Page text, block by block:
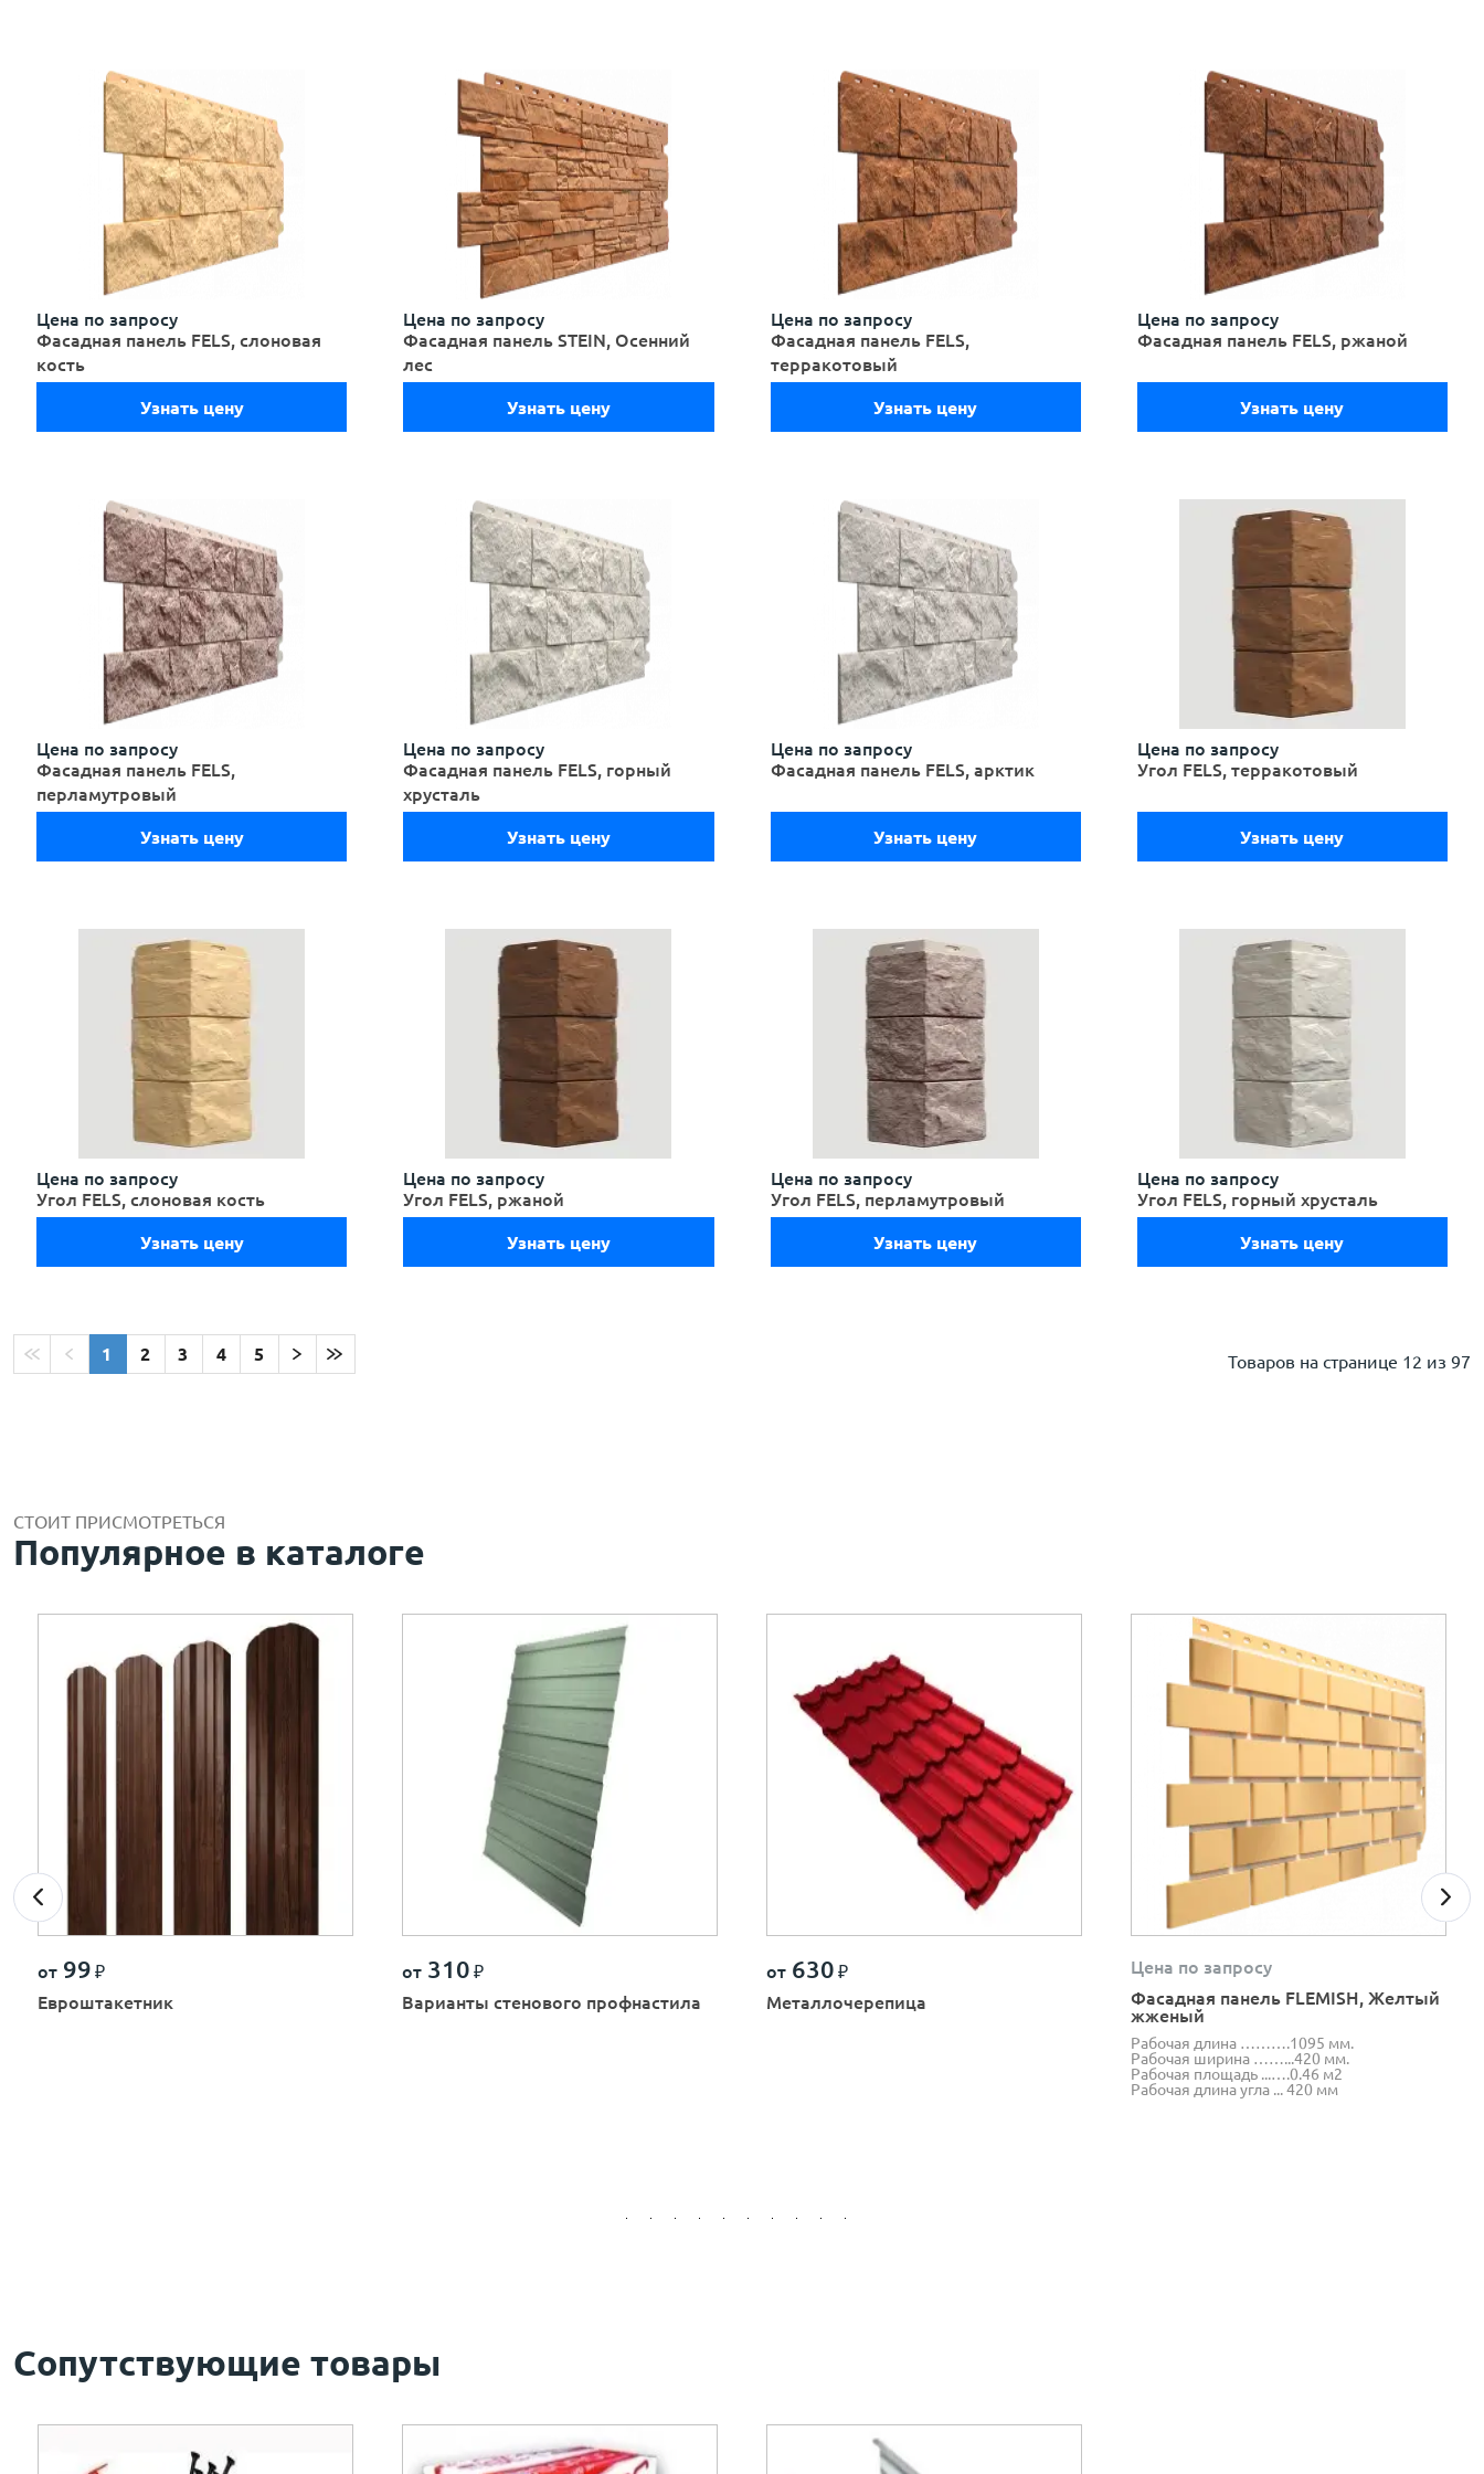
Цена по запросу
Фасадная панель FELS, слоновая
кость
Узнать цену
Цена по запросу
Фасадная панель STEIN, Осенний
лес
Узнать цену
Цена по запросу
Фасадная панель FELS,
терракотовый
Узнать цену
Цена по запросу
Фасадная панель FELS, ржаной
Узнать цену
Цена по запросу
Фасадная панель FELS,
перламутровый
Узнать цену
Цена по запросу
Фасадная панель FELS, горный
хрусталь
Узнать цену
Цена по запросу
Фасадная панель FELS, арктик
Узнать цену
Цена по запросу
Угол FELS, терракотовый
Узнать цену
Цена по запросу
Угол FELS, слоновая кость
Узнать цену
Цена по запросу
Угол FELS, ржаной
Узнать цену
Цена по запросу
Угол FELS, перламутровый
Узнать цену
Цена по запросу
Угол FELS, горный хрусталь
Узнать цену
1 2 3 4 5 Товаров на странице 12 из 97
СТОИТ ПРИСМОТРЕТЬСЯ
Популярное в каталоге
от 99 ₽
Евроштакетник
от 310 ₽
Варианты стенового профнастила
от 630 ₽
Металлочерепица
Цена по запросу
Фасадная панель FLEMISH, Желтый
жженый
Рабочая длина ……….1095 мм.
Рабочая ширина ……...420 мм.
Рабочая площадь ...….0.46 м2
Рабочая длина угла ... 420 мм
Сопутствующие товары